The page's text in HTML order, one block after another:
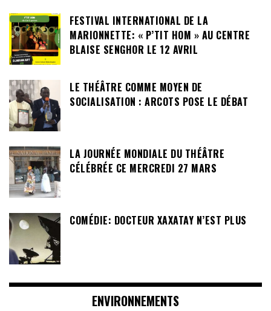
FESTIVAL INTERNATIONAL DE LA
MARIONNETTE: « P’TIT HOM » AU CENTRE
BLAISE SENGHOR LE 12 AVRIL
LE THÉÂTRE COMME MOYEN DE
SOCIALISATION : ARCOTS POSE LE DÉBAT
LA JOURNÉE MONDIALE DU THÉÂTRE
CÉLÉBRÉE CE MERCREDI 27 MARS
COMÉDIE: DOCTEUR XAXATAY N’EST PLUS
ENVIRONNEMENTS